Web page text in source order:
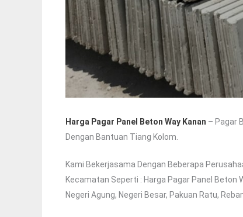
Harga Pagar Panel Beton Way Kanan – Pagar
Dengan Bantuan Tiang Kolom.
Kami Bekerjasama Dengan Beberapa
Kecamatan Seperti : Harga Pagar Panel Beton
Negeri Agung, Negeri Besar, Pakuan Ratu,